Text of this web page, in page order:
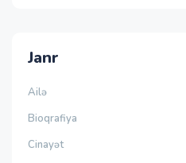
Janr
Ailə
Bioqrafiya
Cinayət